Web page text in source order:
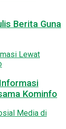
Berita Guna
Kominfo